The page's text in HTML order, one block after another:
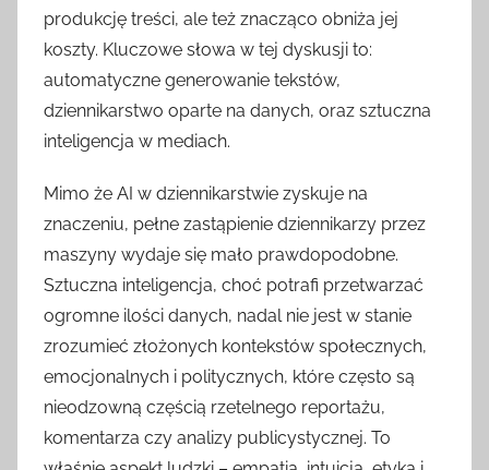
produkcję treści, ale też znacząco obniża jej
koszty. Kluczowe słowa w tej dyskusji to:
automatyczne generowanie tekstów,
dziennikarstwo oparte na danych, oraz sztuczna
inteligencja w mediach.
Mimo że AI w dziennikarstwie zyskuje na
znaczeniu, pełne zastąpienie dziennikarzy przez
maszyny wydaje się mało prawdopodobne.
Sztuczna inteligencja, choć potrafi przetwarzać
ogromne ilości danych, nadal nie jest w stanie
zrozumieć złożonych kontekstów społecznych,
emocjonalnych i politycznych, które często są
nieodzowną częścią rzetelnego reportażu,
komentarza czy analizy publicystycznej. To